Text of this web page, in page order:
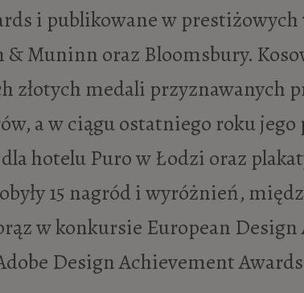
i publikowane w
Muninn oraz Bloomsbury.
złotych medali przyznawanych
a w ciągu ostatniego roku jego
hotelu Puro w Łodzi oraz
15 nagród i wyróżnień,
w konkursie European
Design Achievement